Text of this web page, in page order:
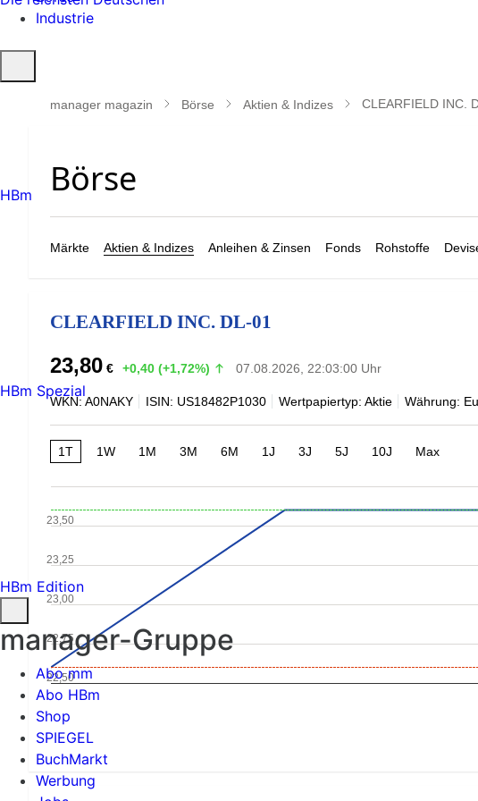
Industrie
öffnen
manager magazin Börse Aktien & Indizes CLEARFIELD INC.
Märkte Aktien & Indizes Anleihen & Zinsen Fonds Rohstoffe
CLEARFIELD INC. DL-01
23,80 € +0,40 (+1,72%) 07.08.2026, 22:03:00 Uhr
WKN: A0NAKY ISIN: US18482P1030 Wertpapiertyp: Aktie Währung:
1T 1W 1M 3M 6M 1J 3J 5J 10J Max
22,50
23,00
23,50
22,75
23,25
HBm
HBm Spezial
HBm Edition
manager-Gruppe
Abo mm
Abo HBm
Shop
SPIEGEL
BuchMarkt
Werbung